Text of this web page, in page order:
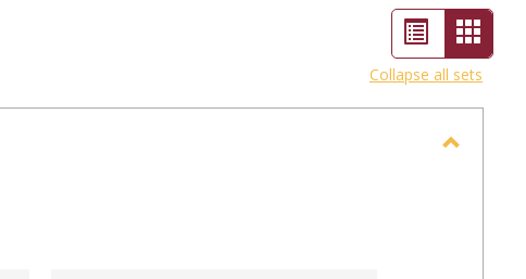
List
view
Card
view
-
Collapse all sets